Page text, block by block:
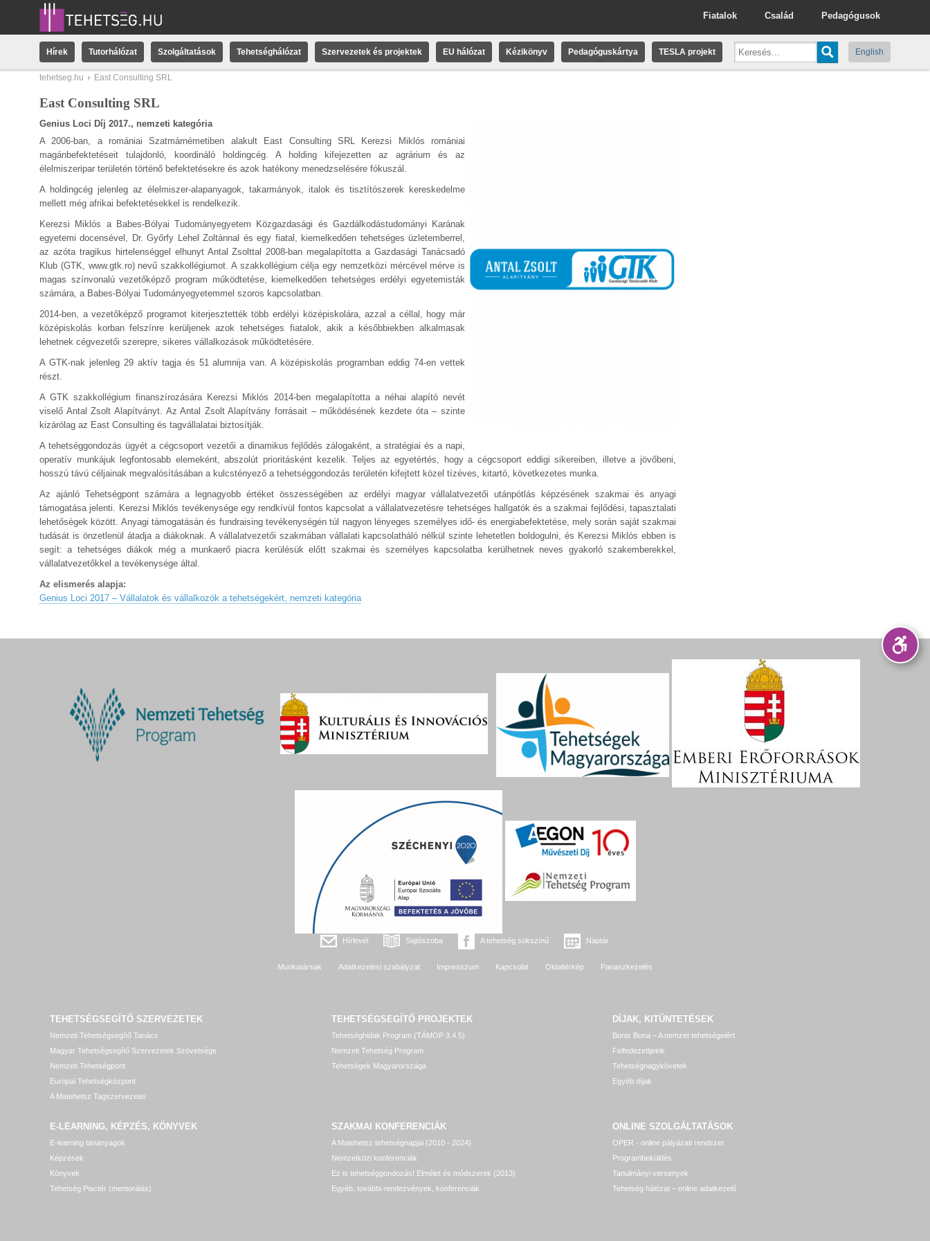
Pedagógusok
Család
Fiatalok
Hírek Tutorhálózat Szolgáltatások Tehetséghálózat Szervezetek és projektek EU hálózat Kézikönyv Pedagóguskártya TESLA projekt English
tehetseg.hu East Consulting SRL
East Consulting SRL
Genius Loci Díj 2017., nemzeti kategória
A 2006-ban, a romániai Szatmárnémetiben alakult East Consulting SRL Kerezsi Miklós romániai
magánbefektetéseit tulajdonló, koordináló holdingcég. A holding kifejezetten az agrárium és az
élelmiszeripar területén történő befektetésekre és azok hatékony menedzselésére fókuszál.
A holdingcég jelenleg az élelmiszer-alapanyagok, takarmányok, italok és tisztítószerek kereskedelme
mellett még afrikai befektetésekkel is rendelkezik.
Kerezsi Miklós a Babes-Bólyai Tudományegyetem Közgazdasági és Gazdálkodástudományi Karának
egyetemi docensével, Dr. Győrfy Lehel Zoltánnal és egy fiatal, kiemelkedően tehetséges üzletemberrel,
az azóta tragikus hirtelenséggel elhunyt Antal Zsolttal 2008-ban megalapította a Gazdasági Tanácsadó
Klub (GTK, www.gtk.ro) nevű szakkollégiumot. A szakkollégium célja egy nemzetközi mércével mérve is
magas színvonalú vezetőképző program működtetése, kiemelkedően tehetséges erdélyi egyetemisták
számára, a Babes-Bólyai Tudományegyetemmel szoros kapcsolatban.
2014-ben, a vezetőképző programot kiterjesztették több erdélyi középiskolára, azzal a céllal, hogy már
középiskolás korban felszínre kerüljenek azok tehetséges fiatalok, akik a későbbiekben alkalmasak
lehetnek cégvezetői szerepre, sikeres vállalkozások működtetésére.
A GTK-nak jelenleg 29 aktív tagja és 51 alumnija van. A középiskolás programban eddig 74-en vettek
részt.
A GTK szakkollégium finanszírozására Kerezsi Miklós 2014-ben megalapította a néhai alapító nevét
viselő Antal Zsolt Alapítványt. Az Antal Zsolt Alapítvány forrásait – működésének kezdete óta – szinte
kizárólag az East Consulting és tagvállalatai biztosítják.
A tehetséggondozás ügyét a cégcsoport vezetői a dinamikus fejlődés zálogaként, a stratégiai és a napi,
operatív munkájuk legfontosabb elemeként, abszolút prioritásként kezelik. Teljes az egyetértés, hogy a cégcsoport eddigi sikereiben, illetve a jövőbeni,
hosszú távú céljainak megvalósításában a kulcstényező a tehetséggondozás területén kifejtett közel tízéves, kitartó, következetes munka.
Az ajánló Tehetségpont számára a legnagyobb értéket összességében az erdélyi magyar vállalatvezetői utánpótlás képzésének szakmai és anyagi
támogatása jelenti. Kerezsi Miklós tevékenysége egy rendkívül fontos kapcsolat a vállalatvezetésre tehetséges hallgatók és a szakmai fejlődési, tapasztalati
lehetőségek között. Anyagi támogatásán és fundraising tevékenységén túl nagyon lényeges személyes idő- és energiabefektetése, mely során saját szakmai
tudását is önzetlenül átadja a diákoknak. A vállalatvezetői szakmában vállalati kapcsolatháló nélkül szinte lehetetlen boldogulni, és Kerezsi Miklós ebben is
segít: a tehetséges diákok még a munkaerő piacra kerülésük előtt szakmai és személyes kapcsolatba kerülhetnek neves gyakorló szakemberekkel,
vállalatvezetőkkel a tevékenysége által.
Az elismerés alapja:
Genius Loci 2017 – Vállalatok és vállalkozók a tehetségekért, nemzeti kategória
Hírlevél Sajtószoba A tehetség sokszínű Naptár
Munkatársak Adatkezelési szabályzat Impresszum Kapcsolat Oldaltérkép Panaszkezelés
TEHETSÉGSEGÍTŐ SZERVEZETEK
Nemzeti Tehetségsegítő Tanács
Magyar Tehetségsegítő Szervezetek Szövetsége
Nemzeti Tehetségpont
Európai Tehetségközpont
A Matehetsz Tagszervezetei
TEHETSÉGSEGÍTŐ PROJEKTEK
Tehetséghidak Program (TÁMOP 3.4.5)
Nemzeti Tehetség Program
Tehetségek Magyarországa
DÍJAK, KITÜNTETÉSEK
Bonis Bona – A nemzet tehetségeiért
Felfedezettjeink
Tehetségnagykövetek
Egyéb díjak
E-LEARNING, KÉPZÉS, KÖNYVEK
E-learning tananyagok
Képzések
Könyvek
Tehetség Piactér (mentorálás)
SZAKMAI KONFERENCIÁK
A Matehetsz tehetségnapjai (2010 - 2024)
Nemzetközi konferenciák
Ez is tehetséggondozás! Elmélet és módszerek (2013)
Egyéb, további rendezvények, konferenciák
ONLINE SZOLGÁLTATÁSOK
OPER - online pályázati rendszer
Programbeküldés
Tanulmányi versenyek
Tehetség hálózat – online adatkezelő